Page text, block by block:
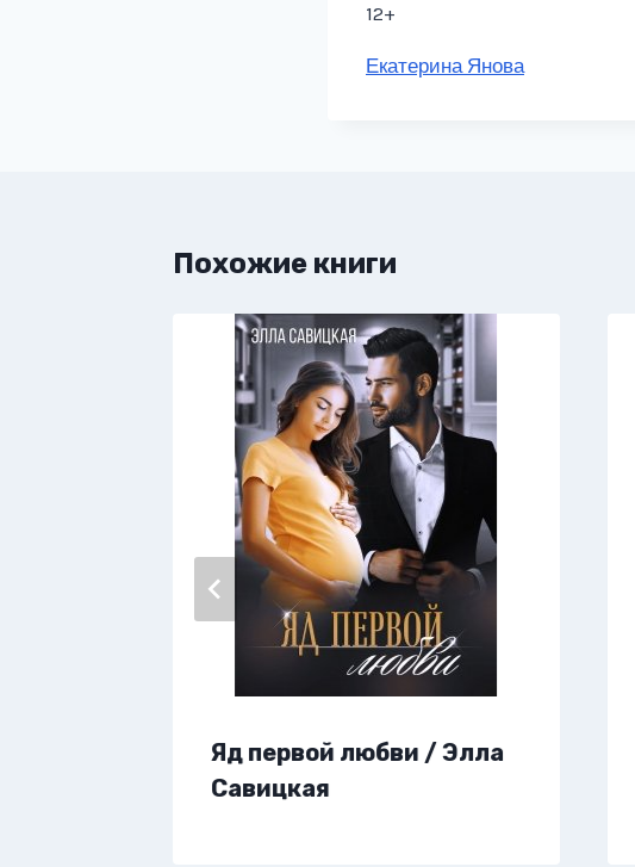
12+
Метки
Екатерина Янова
Похожие книги
Яд первой любви / Элла
Савицкая